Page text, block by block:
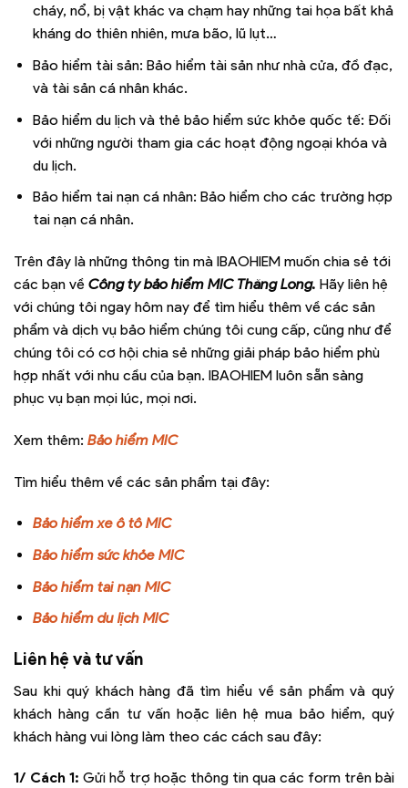
cháy, nổ, bị vật khác va chạm hay những tai họa bất khả
kháng do thiên nhiên, mưa bão, lũ lụt…
Bảo hiểm tài sản: Bảo hiểm tài sản như nhà cửa, đồ đạc,
và tài sản cá nhân khác.
Bảo hiểm du lịch và thẻ bảo hiểm sức khỏe quốc tế: Đối
với những người tham gia các hoạt động ngoại khóa và
du lịch.
Bảo hiểm tai nạn cá nhân: Bảo hiểm cho các trường hợp
tai nạn cá nhân.
Trên đây là những thông tin mà IBAOHIEM muốn chia sẻ tới
các bạn về Công ty bảo hiểm MIC Thăng Long. Hãy liên hệ
với chúng tôi ngay hôm nay để tìm hiểu thêm về các sản
phẩm và dịch vụ bảo hiểm chúng tôi cung cấp, cũng như để
chúng tôi có cơ hội chia sẻ những giải pháp bảo hiểm phù
hợp nhất với nhu cầu của bạn. IBAOHIEM luôn sẵn sàng
phục vụ bạn mọi lúc, mọi nơi.
Xem thêm: Bảo hiểm MIC
Tìm hiểu thêm về các sản phẩm tại đây:
Bảo hiểm xe ô tô MIC
Bảo hiểm sức khỏe MIC
Bảo hiểm tai nạn MIC
Bảo hiểm du lịch MIC
Liên hệ và tư vấn
Sau khi quý khách hàng đã tìm hiểu về sản phẩm và quý
khách hàng cần tư vấn hoặc liên hệ mua bảo hiểm, quý
khách hàng vui lòng làm theo các cách sau đây:
1/ Cách 1: Gửi hỗ trợ hoặc thông tin qua các form trên bài